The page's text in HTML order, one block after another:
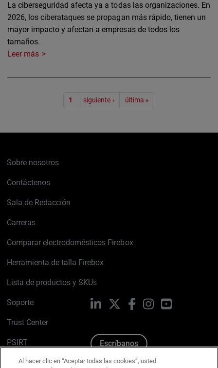
La ciberseguridad afecta ya a todas las organizaciones. En
2026, los ciberataques se propagan más rápido, tienen un
mayor impacto y afectan a empresas de todos los
tamaños.
Leer más
1 siguiente › última »
Sobre nosotros
Contáctenos
Sala de Redacción
Carreras
Comparar electrodomésticos Firebox
Herramienta de talla Firebox
Lista de productos y SKUs
Soporte
Trust Center
PSIRT
Política de cookies
LinkedIn FacebookInstagram
Escríbanos
Al hacer clic en “Aceptar todas las cookies”, usted